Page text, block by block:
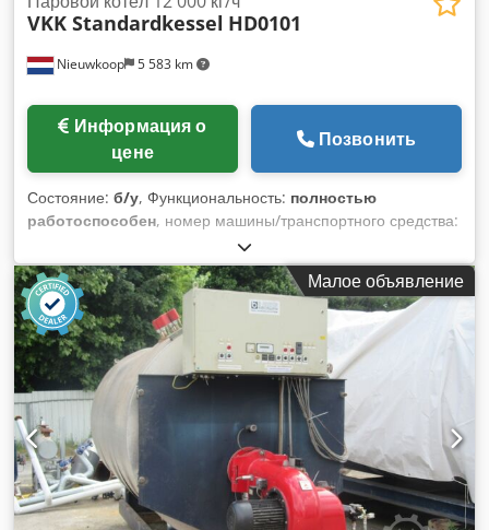
Nieuwkoop 5 583 km
VKK Standardkessel HD0101
цене
Позвонить
Состояние: б/у, Функциональность: полностью
работоспособен, номер машины/транспортного средства:
, Год выпуска:
давление:10 балка, Использованная установка парового
котла с газовым горением и экономайзером.
Производитель котла: VKK Standard Kessel. Тип: 22129, 10
бар. Год выпуска: 2013. Производительность по пару: 12
000 кг/ч. Допустимое рабочее давление: 10 бар. Codpfjzk H
Aqsx Alwoha CE 0045. В комплекте с сопутствующим
оборудованием, горелкой Weishaupt G70/2A ZM-1LN,
панелью управления с ПЛК Siemens и экономайзером.
Также 2 насоса для подпиточной воды и различное
сопутствующее оборудование, в том числе автоматический
сбросной клапан, регулируемый по проводимости, ручной
сбросной клапан и охладитель проб.
Малое объявление